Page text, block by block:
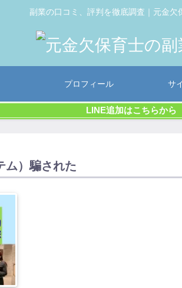
副業の口コミ、評判を徹底調査｜元金欠
プロフィール サ
LINE追加はこちらか
ム）騙された